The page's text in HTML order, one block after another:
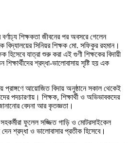
বর্ণাঢ্য শিক্ষকতা জীবনের পর অবসরে গেলেন
সিনিয়র শিক্ষক মো. সফিকুর রহমান।
হিসেবে যাত্রা শুরু করা এই গুণী শিক্ষকের বিদায়ী
শিক্ষার্থীদের শ্রদ্ধা-ভালোবাসায় সৃষ্টি হয় এক
প্রাঙ্গণে আয়োজিত বিদায় অনুষ্ঠানে সকাল থেকেই
পদচারণায়। শিক্ষক, শিক্ষার্থী ও অভিভাবকদের
বেদনা আর কৃতজ্ঞতা।
সহকর্মীরা ফুলেল সজ্জিত গাড়ি ও মোটরসাইকেল
দেন শ্রদ্ধা ও ভালোবাসার প্রতীক হিসেবে।